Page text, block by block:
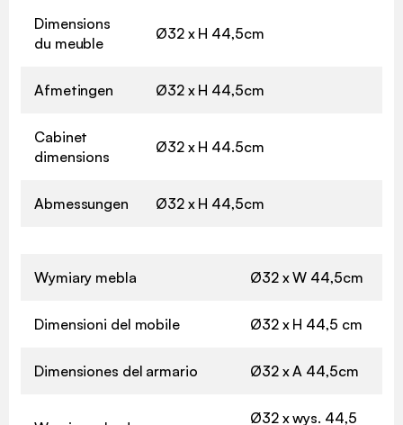
Dimensions
du meuble
Ø32 x H 44,5cm
Afmetingen Ø32 x H 44,5cm
Cabinet
dimensions
Ø32 x H 44.5cm
Abmessungen Ø32 x H 44,5cm
Wymiary mebla Ø32 x W 44,5cm
Dimensioni del mobile Ø32 x H 44,5 cm
Dimensiones del armario Ø32 x A 44,5cm
Ø32 x wys. 44,5